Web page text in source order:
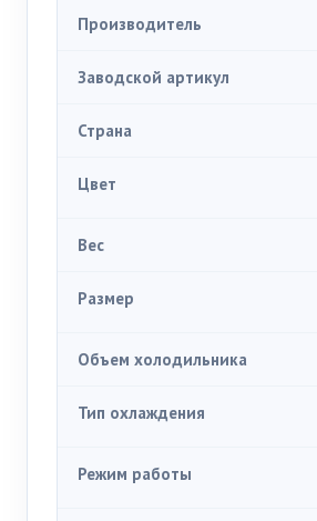
Производитель
Заводской артикул
Страна
Цвет
Вес
Размер
Объем холодильника
Тип охлаждения
Режим работы